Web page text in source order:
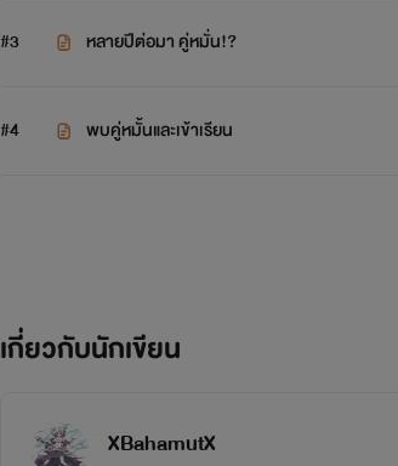
ประมาณนั้นละ
#3 หลายปีต่อมา คู่หมั่น!?
#4 พบคู่หมั้นและเข้าเรียน
เกี่ยวกับนักเขียน
XBahamutX